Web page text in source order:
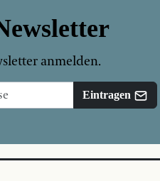
anmelden.
Eintragen